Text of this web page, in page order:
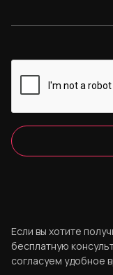
Если вы хотите
бесплатную
согласуем удобное